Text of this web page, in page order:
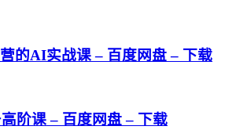
的AI实战课 – 百度网盘 – 下载
阶课 – 百度网盘 – 下载